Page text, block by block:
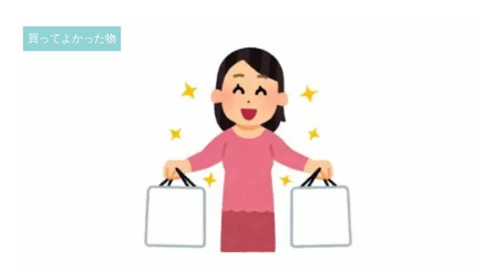
買ってよかった物